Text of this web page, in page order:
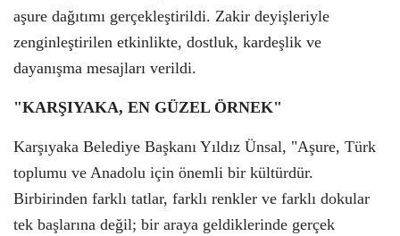
aşure dağıtımı gerçekleştirildi. Zakir deyişleriyle
zenginleştirilen etkinlikte, dostluk, kardeşlik ve
dayanışma mesajları verildi.
"KARŞIYAKA, EN GÜZEL ÖRNEK"
Karşıyaka Belediye Başkanı Yıldız Ünsal, "Aşure, Türk
toplumu ve Anadolu için önemli bir kültürdür.
Birbirinden farklı tatlar, farklı renkler ve farklı dokular
tek başlarına değil; bir araya geldiklerinde gerçek